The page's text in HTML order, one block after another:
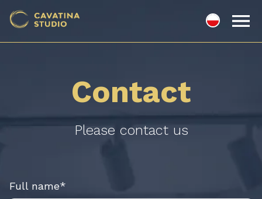
Contact
Please contact us
Full name*